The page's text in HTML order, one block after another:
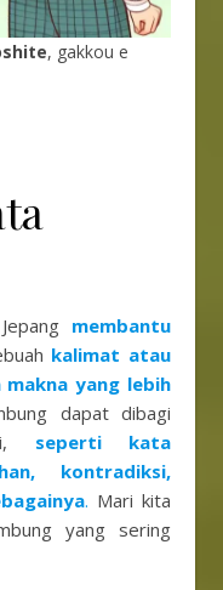
, gakkou e
membantu
kalimat atau
makna yang lebih
dapat dibagi
seperti kata
kontradiksi,
. Mari kita
yang sering